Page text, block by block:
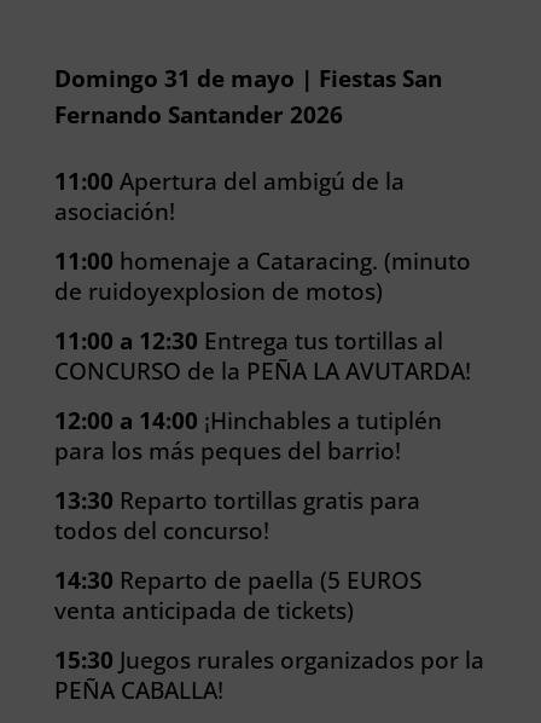
Domingo 31 de mayo | Fiestas San
Fernando Santander 2026
11:00 Apertura del ambigú de la
asociación!
11:00 homenaje a Cataracing. (minuto
de ruidoyexplosion de motos)
11:00 a 12:30 Entrega tus tortillas al
CONCURSO de la PEÑA LA AVUTARDA!
12:00 a 14:00 ¡Hinchables a tutiplén
para los más peques del barrio!
13:30 Reparto tortillas gratis para
todos del concurso!
14:30 Reparto de paella (5 EUROS
venta anticipada de tickets)
15:30 Juegos rurales organizados por la
PEÑA CABALLA!